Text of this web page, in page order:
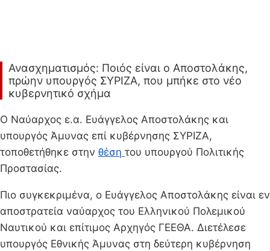
Ανασχηματισμός: Ποιός είναι ο Αποστολάκης,
πρώην υπουργός ΣΥΡΙΖΑ, που μπήκε στο νέο
κυβερνητικό σχήμα
Ο Ναύαρχος ε.α. Ευάγγελος Αποστολάκης και
υπουργός Άμυνας επί κυβέρνησης ΣΥΡΙΖΑ,
τοποθετήθηκε στην θέση του υπουργού Πολιτικής
Προστασίας.
Πιο συγκεκριμένα, ο Ευάγγελος Αποστολάκης είναι εν
αποστρατεία ναύαρχος του Ελληνικού Πολεμικού
Ναυτικού και επίτιμος Αρχηγός ΓΕΕΘΑ. Διετέλεσε
υπουργός Εθνικής Άμυνας στη δεύτερη κυβέρνηση